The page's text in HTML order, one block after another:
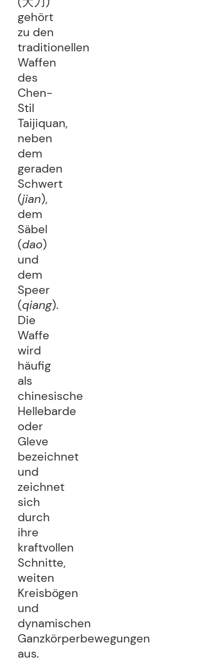
gehört
zu den
traditionellen
Waffen
des
Chen-
Stil
Taijiquan,
neben
dem
geraden
Schwert
(jian),
dem
Säbel
(dao)
und
dem
Speer
(qiang).
Die
Waffe
wird
häufig
als
chinesische
Hellebarde
oder
Gleve
bezeichnet
und
zeichnet
sich
durch
ihre
kraftvollen
Schnitte,
weiten
Kreisbögen
und
dynamischen
Ganzkörperbewegungen
aus.